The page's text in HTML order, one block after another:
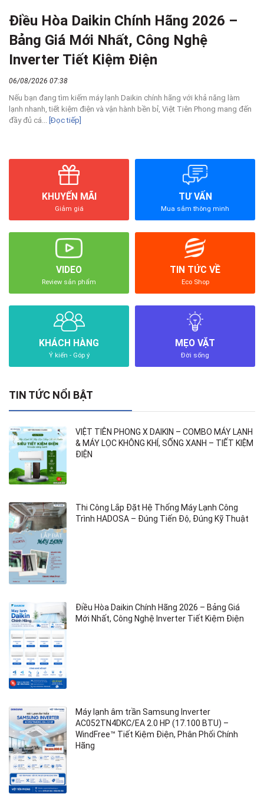
Điều Hòa Daikin Chính Hãng 2026 –
Bảng Giá Mới Nhất, Công Nghệ
Inverter Tiết Kiệm Điện
06/08/2026 07:38
Nếu bạn đang tìm kiếm máy lạnh Daikin chính hãng với khả năng làm
lạnh nhanh, tiết kiệm điện và vận hành bền bỉ, Việt Tiên Phong mang đến
đầy đủ cá... [Đọc tiếp]
KHUYẾN MÃI
Giảm giá
TƯ VẤN
Mua sắm thông minh
VIDEO
Review sản phẩm
TIN TỨC VỀ
Eco Shop
KHÁCH HÀNG
Ý kiến - Góp ý
MẸO VẶT
Đời sống
TIN TỨC NỔI BẬT
VIỆT TIÊN PHONG X DAIKIN – COMBO MÁY LẠNH
& MÁY LỌC KHÔNG KHÍ, SỐNG XANH – TIẾT KIỆM
ĐIỆN
Thi Công Lắp Đặt Hệ Thống Máy Lạnh Công
Trình HADOSA – Đúng Tiến Độ, Đúng Kỹ Thuật
Điều Hòa Daikin Chính Hãng 2026 – Bảng Giá
Mới Nhất, Công Nghệ Inverter Tiết Kiệm Điện
Máy lạnh âm trần Samsung Inverter
AC052TN4DKC/EA 2.0 HP (17.100 BTU) –
WindFree™ Tiết Kiệm Điện, Phân Phối Chính
Hãng